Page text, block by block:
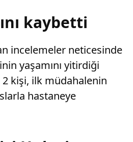
ise
kaybetti
incelemeler neticesinde
yaşamını yitirdiği
kişi, ilk müdahalenin
hastaneye